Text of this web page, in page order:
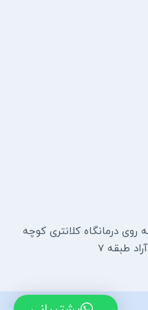
روی درمانگاه کلانتری کوچه
طبقه 7